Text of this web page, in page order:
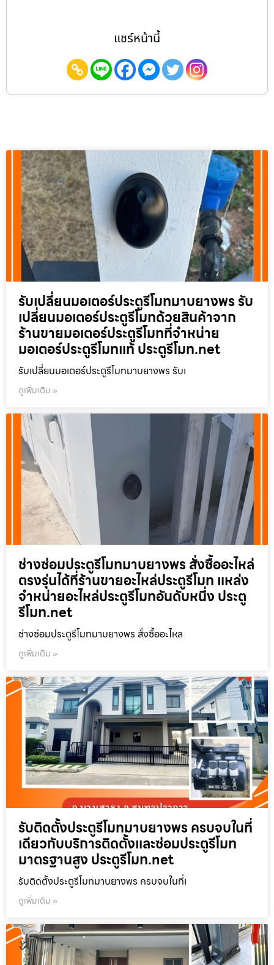
แชร์หน้านี้
รับเปลี่ยนมอเตอร์ประตูรีโมทมาบยางพร รับ
เปลี่ยนมอเตอร์ประตูรีโมทด้วยสินค้าจาก
ร้านขายมอเตอร์ประตูรีโมทที่จำหน่าย
มอเตอร์ประตูรีโมทแท้ ประตูรีโมท.net
รับเปลี่ยนมอเตอร์ประตูรีโมทมาบยางพร รับเ
ดูเพิ่มเติม »
ช่างซ่อมประตูรีโมทมาบยางพร สั่งซื้ออะไหล่
ตรงรุ่นได้ที่ร้านขายอะไหล่ประตูรีโมท แหล่ง
จำหน่ายอะไหล่ประตูรีโมทอันดับหนึ่ง ประตู
รีโมท.net
ช่างซ่อมประตูรีโมทมาบยางพร สั่งซื้ออะไหล
ดูเพิ่มเติม »
รับติดตั้งประตูรีโมทมาบยางพร ครบจบในที่
เดียวกับบริการติดตั้งและซ่อมประตูรีโมท
มาตรฐานสูง ประตูรีโมท.net
รับติดตั้งประตูรีโมทมาบยางพร ครบจบในที่เ
ดูเพิ่มเติม »